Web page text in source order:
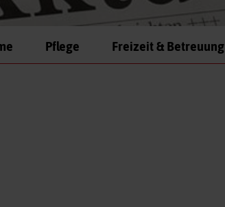
Pflege Freizeit & Betreuung